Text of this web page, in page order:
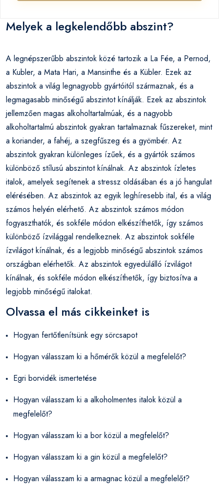
Melyek a legkelendőbb abszint?
A legnépszerűbb abszintok közé tartozik a La Fée, a Pernod,
a Kubler, a Mata Hari, a Mansinthe és a Kübler. Ezek az
abszintok a világ legnagyobb gyártóitól származnak, és a
legmagasabb minőségű abszintot kínálják. Ezek az abszintok
jellemzően magas alkoholtartalmúak, és a nagyobb
alkoholtartalmú abszintok gyakran tartalmaznak fűszereket, mint
a koriander, a fahéj, a szegfűszeg és a gyömbér. Az
abszintok gyakran különleges ízűek, és a gyártók számos
különböző stílusú abszintot kínálnak. Az abszintok ízletes
italok, amelyek segítenek a stressz oldásában és a jó hangulat
elérésében. Az abszintok az egyik leghíresebb ital, és a világ
számos helyén elérhető. Az abszintok számos módon
fogyaszthatók, és sokféle módon elkészíthetők, így számos
különböző ízvilággal rendelkeznek. Az abszintok sokféle
ízvilágot kínálnak, és a legjobb minőségű abszintok számos
országban elérhetők. Az abszintok egyedülálló ízvilágot
kínálnak, és sokféle módon elkészíthetők, így biztosítva a
legjobb minőségű italokat.
Olvassa el más cikkeinket is
Hogyan fertőtlenítsünk egy sörcsapot
Hogyan válasszam ki a hőmérők közül a megfelelőt?
Egri borvidék ismertetése
Hogyan válasszam ki a alkoholmentes italok közül a
megfelelőt?
Hogyan válasszam ki a bor közül a megfelelőt?
Hogyan válasszam ki a gin közül a megfelelőt?
Hogyan válasszam ki a armagnac közül a megfelelőt?